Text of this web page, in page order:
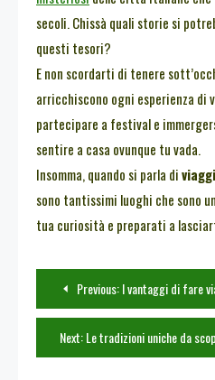
secoli. Chissà quali storie si
questi tesori?
E non scordarti di tenere
arricchiscono ogni esperienza di
partecipare a festival e
sentire a casa ovunque tu vada.
Insomma, quando si parla di
sono tantissimi luoghi che sono
tua curiosità e preparati a
Navigazione
articoli
Previous:I vantaggi di fare viaggi di
Next:Le tradizioni uniche da scoprire